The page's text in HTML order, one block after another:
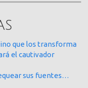
que los transforma
el cautivador
sus fuentes…